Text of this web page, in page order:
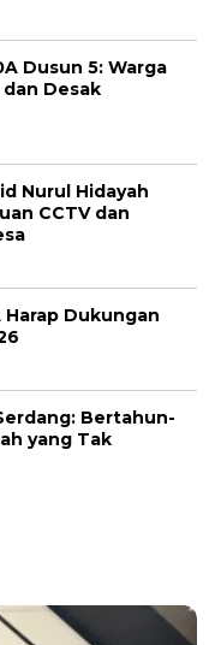
Dusun 5: Warga
Desak
Nurul Hidayah
CCTV dan
Harap Dukungan
Bertahun-
yang Tak